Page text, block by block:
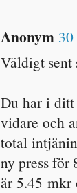
Anonym
Väldigt sent
Du har i ditt
vidare och
total
ny press för
är 5.45 mkr